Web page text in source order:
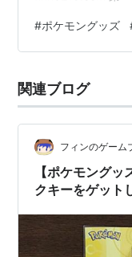
ブイ第二弾 キャン
に ◆◆◆◆ キャン
数の対象商品を購
ーが貰えるという
#ポケモングッズ
関連ブログ
フィンのゲーム
【ポケモング
クキーをゲット